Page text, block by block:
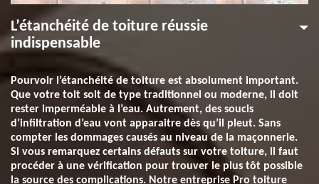
L’étanchéité de toiture réussie
indispensable
Pourvoir l’étanchéité de toiture est absolument important.
Que votre toit soit de type traditionnel ou moderne, il doit
rester imperméable à l’eau. Autrement, des soucis
d’infiltration d’eau vont apparaitre dès qu’il pleut. Sans
compter les dommages causés au niveau de la maçonnerie.
Si vous remarquez certains défauts sur votre toiture, il faut
procéder à une vérification pour trouver le plus tôt possible
la source des complications. Notre entreprise Pro toiture